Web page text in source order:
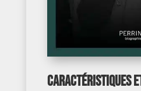
Caractéristiques